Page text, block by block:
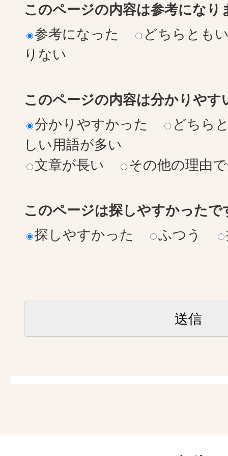
このページの内容は参考になり
参考になった
どちらとも
りない
このページの内容は分かりやす
分かりやすかった
どちら
しい用語が多い
文章が長い
その他の理由
このページは探しやすかったで
探しやすかった
ふつう